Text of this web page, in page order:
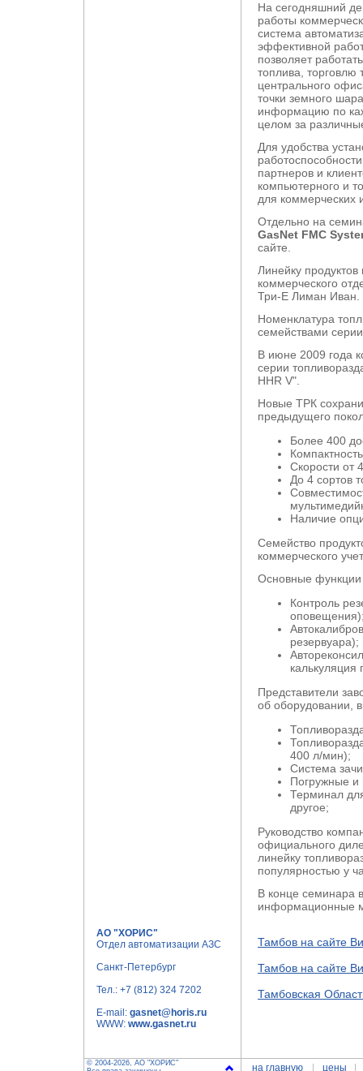
На сегодняшний
работы
система
эффективной
позволяет
топлива, торговлю
центрального
точки земного
информацию по
целом за
Для удобства
партнеров и
компьютерного и
для
Отдельно на
GasNet FMC
сайте.
Линейку
коммерческого
Три-Е Лиман Иван.
Номенклатура
семействами
B июне 2009 года
серии
HHR V".
Новые ТРК
предыдущего
Более 400
Скорости от
До 4 сортов
Наличие
Семейство
коммерческого
Основные функции
Контроль
резервуара);
калькуляция
Представители
об оборудовании,
400 л/мин);
Система
Погружные
Терминал
другое;
Руководство
официального
линейку
популярностью у
В конце семинара
информационные
Тамбов на сайте
Тамбов на сайте
Тамбовская
АО "ХОРИС"
Отдел автоматизации АЗС
Санкт-Петербург
Тел.: +7 (812) 324 7202
E-mail: gasnet@horis.ru
WWW: www.gasnet.ru
© 2004-2026, АО "ХОРИС"
на главную цены